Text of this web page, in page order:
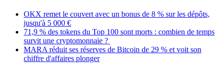
OKX remet le couvert avec un bonus de 8 % sur les dépôts,
jusqu'à 5 000 €
71,9 % des tokens du Top 100 sont morts : combien de temps
survit une cryptomonnaie ?
MARA réduit ses réserves de Bitcoin de 29 % et voit son
chiffre d'affaires plonger